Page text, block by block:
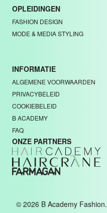
OPLEIDINGEN
FASHION DESIGN
MODE & MEDIA STYLING
INFORMATIE
ALGEMENE VOORWAARDEN
PRIVACYBELEID
COOKIEBELEID
B ACADEMY
FAQ
ONZE PARTNERS
© 2026 B Academy Fashion.